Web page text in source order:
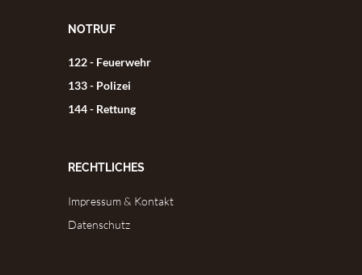
NOTRUF
122 - Feuerwehr
133 - Polizei
144 - Rettung
RECHTLICHES
Impressum & Kontakt
Datenschutz